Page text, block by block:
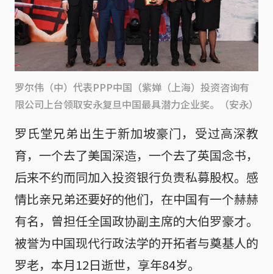
罗尔伟（中）代表PPP中国（紫婵（上海）投资咨询有
限公司上台领取安永复旦中国最具潜力企业奖。（安永）
罗氏堂兄弟出生于新加坡豪门，受过高深教
育，一个去了美国深造，一个去了英国念书，
后来不约而同加入投资银行负责私募股权。感
情比亲兄弟还要好的他们，在中国有一个赫赫
有名，曾担任全国政协副主席的大伯罗豪才。
被誉为中国现代行政法学的开拓者与奠基人的
罗老，本月12日逝世，享年84岁。